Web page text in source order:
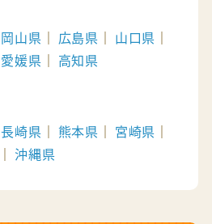
岡山県 広島県
山口県
愛媛県 高知県
長崎県 熊本県
宮崎県
沖縄県